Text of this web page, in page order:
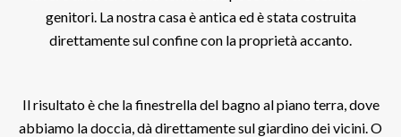
genitori. La nostra casa è antica ed è stata costruita
direttamente sul confine con la proprietà accanto.
Il risultato è che la finestrella del bagno al piano terra, dove
abbiamo la doccia, dà direttamente sul giardino dei vicini. O